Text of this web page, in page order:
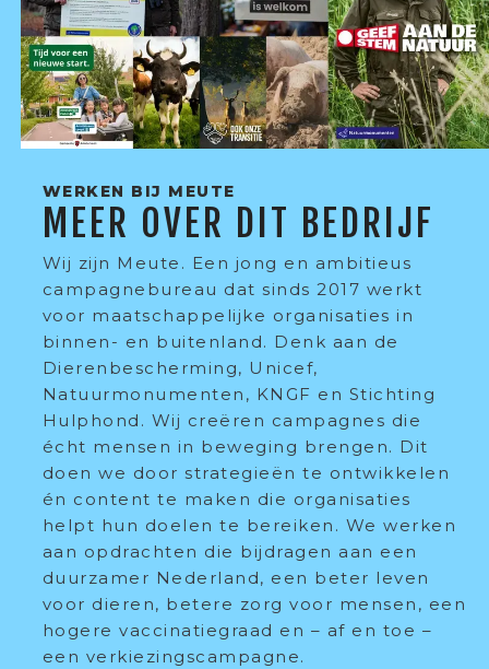
WERKEN BIJ MEUTE
MEER OVER DIT BEDRIJF
Wij zijn Meute. Een jong en ambitieus
campagnebureau dat sinds 2017 werkt
voor maatschappelijke organisaties in
binnen- en buitenland. Denk aan de
Dierenbescherming, Unicef,
Natuurmonumenten, KNGF en Stichting
Hulphond. Wij creëren campagnes die
écht mensen in beweging brengen. Dit
doen we door strategieën te ontwikkelen
én content te maken die organisaties
helpt hun doelen te bereiken. We werken
aan opdrachten die bijdragen aan een
duurzamer Nederland, een beter leven
voor dieren, betere zorg voor mensen, een
hogere vaccinatiegraad en – af en toe –
een verkiezingscampagne.